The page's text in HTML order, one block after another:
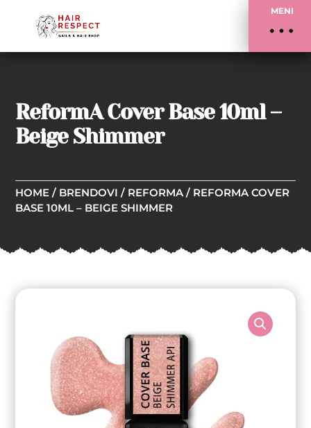
MENI
ReformA Cover Base 10ml –
Beige Shimmer
HOME / BRENDOVI / REFORMA / REFORMA COVER
BASE 10ML – BEIGE SHIMMER